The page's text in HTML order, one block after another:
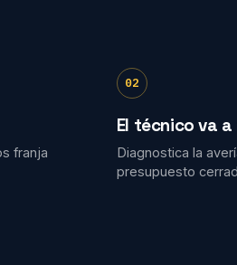
franja
02
El técnico va
Diagnostica la
presupuesto